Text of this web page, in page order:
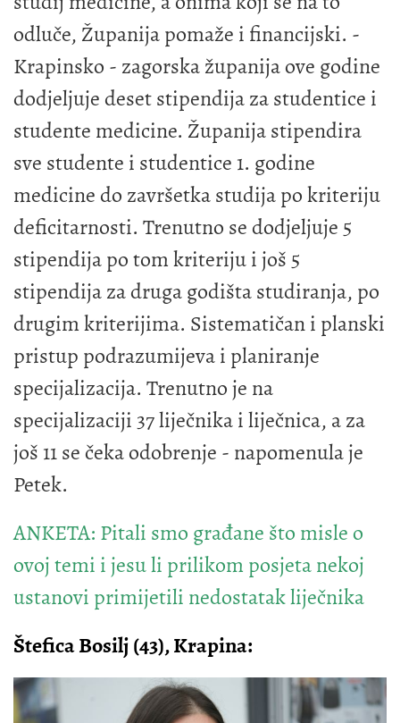
odluče, Županija pomaže i financijski. -
Krapinsko - zagorska županija ove godine
dodjeljuje deset stipendija za studentice i
studente medicine. Županija stipendira
sve studente i studentice 1. godine
medicine do završetka studija po kriteriju
deficitarnosti. Trenutno se dodjeljuje 5
stipendija po tom kriteriju i još 5
stipendija za druga godišta studiranja, po
drugim kriterijima. Sistematičan i planski
pristup podrazumijeva i planiranje
specijalizacija. Trenutno je na
specijalizaciji 37 liječnika i liječnica, a za
još 11 se čeka odobrenje - napomenula je
Petek.
ANKETA: Pitali smo građane što misle o
ovoj temi i jesu li prilikom posjeta nekoj
ustanovi primijetili nedostatak liječnika
Štefica Bosilj (43), Krapina: